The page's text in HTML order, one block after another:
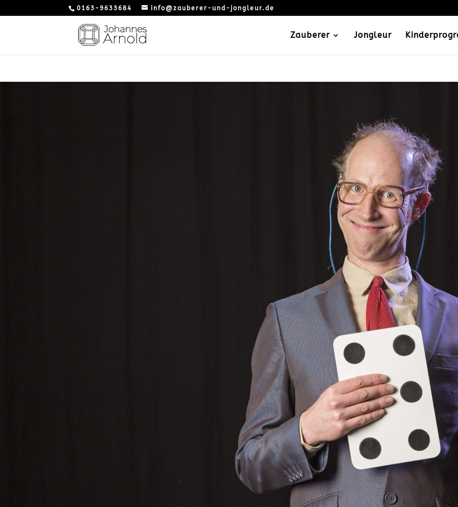
0163-9633684 info@zauberer-und-jongleur.de
Zauberer Jongleur